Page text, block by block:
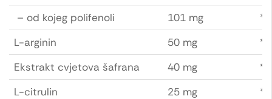
– od kojeg polifenoli
101 mg
L-arginin
50 mg
Ekstrakt cvjetova šafrana
40 mg
L-citrulin
25 mg